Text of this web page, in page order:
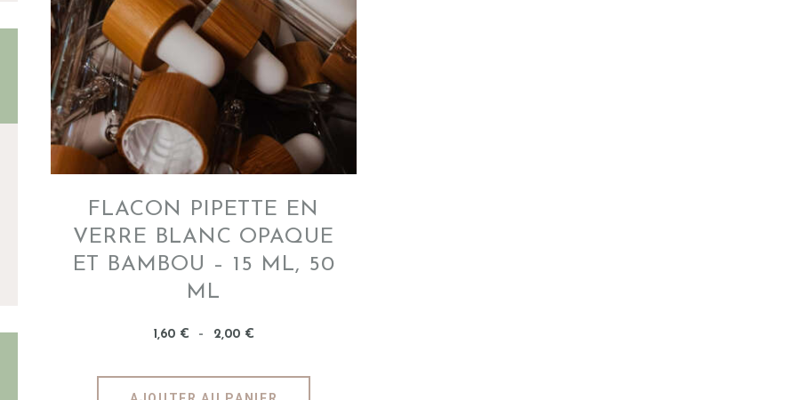
INFOS
FLACON PIPETTE EN
VERRE BLANC OPAQUE
ET BAMBOU – 15 ML, 50
ML
1 ,60 € – 2,00 €